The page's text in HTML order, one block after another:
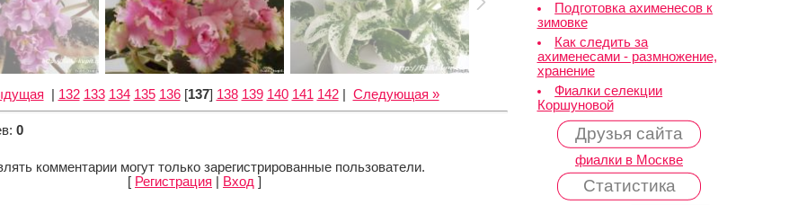
132 133 134 135 136[137] 138 139 140 141 142| Следующая »
: 0
комментарии могут только зарегистрированные пользователи.
[ Регистрация Вход ]
Подготовка ахименесов к
зимовке
Как следить за
ахименесами - размножение,
хранение
Фиалки селекции
Коршуновой
Друзья сайта
фиалки в Москве
Статистика